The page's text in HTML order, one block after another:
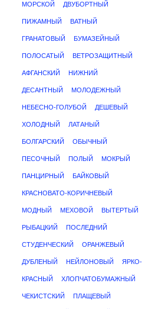
МОРСКОЙ ДВУБОРТНЫЙ
ПИЖАМНЫЙ ВАТНЫЙ
ГРАНАТОВЫЙ БУМАЗЕЙНЫЙ
ПОЛОСАТЫЙ ВЕТРОЗАЩИТНЫЙ
АФГАНСКИЙ НИЖНИЙ
ДЕСАНТНЫЙ МОЛОДЕЖНЫЙ
НЕБЕСНО-ГОЛУБОЙ ДЕШЕВЫЙ
ХОЛОДНЫЙ ЛАТАНЫЙ
БОЛГАРСКИЙ ОБЫЧНЫЙ
ПЕСОЧНЫЙ ПОЛЫЙ МОКРЫЙ
ПАНЦИРНЫЙ БАЙКОВЫЙ
КРАСНОВАТО-КОРИЧНЕВЫЙ
МОДНЫЙ МЕХОВОЙ ВЫТЕРТЫЙ
РЫБАЦКИЙ ПОСЛЕДНИЙ
СТУДЕНЧЕСКИЙ ОРАНЖЕВЫЙ
ДУБЛЕНЫЙ НЕЙЛОНОВЫЙ ЯРКО-
КРАСНЫЙ ХЛОПЧАТОБУМАЖНЫЙ
ЧЕКИСТСКИЙ ПЛАЩЕВЫЙ